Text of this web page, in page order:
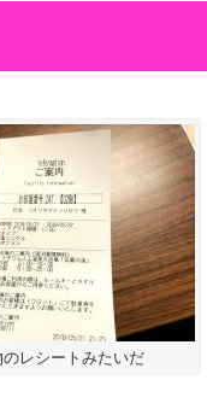
のレシートみたいだ